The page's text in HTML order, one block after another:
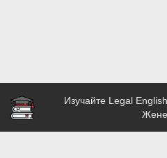
Изучайте Legal